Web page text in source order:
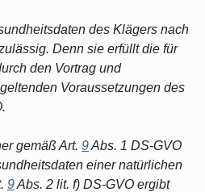
des Klägers nach
Denn sie erfüllt die für
den Vortrag und
Voraussetzungen des
gemäß Art. 9Abs. 1 DS-GVO
einer natürlichen
9Abs. 2 lit. f) DS-GVO ergibt